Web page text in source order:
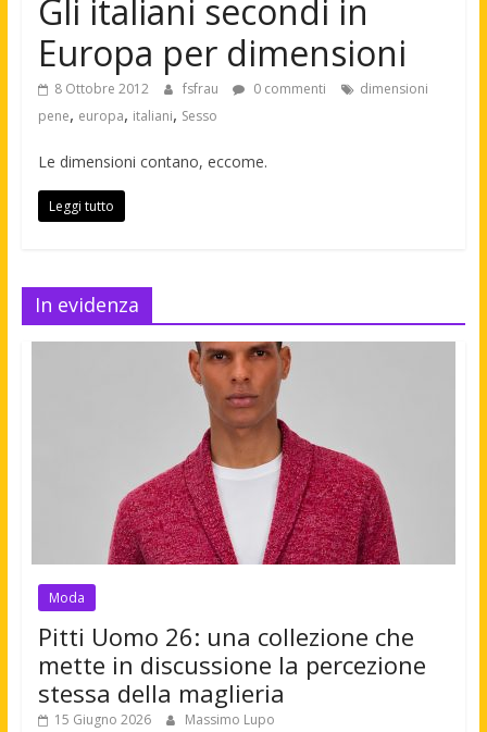
Gli italiani secondi in
Europa per dimensioni
8 Ottobre 2012 fsfrau 0 commenti
dimensioni
pene, europa, italiani, Sesso
Le dimensioni contano, eccome.
Leggi tutto
In evidenza
Moda
Pitti Uomo 26: una collezione che
mette in discussione la percezione
stessa della maglieria
15 Giugno 2026 Massimo Lupo